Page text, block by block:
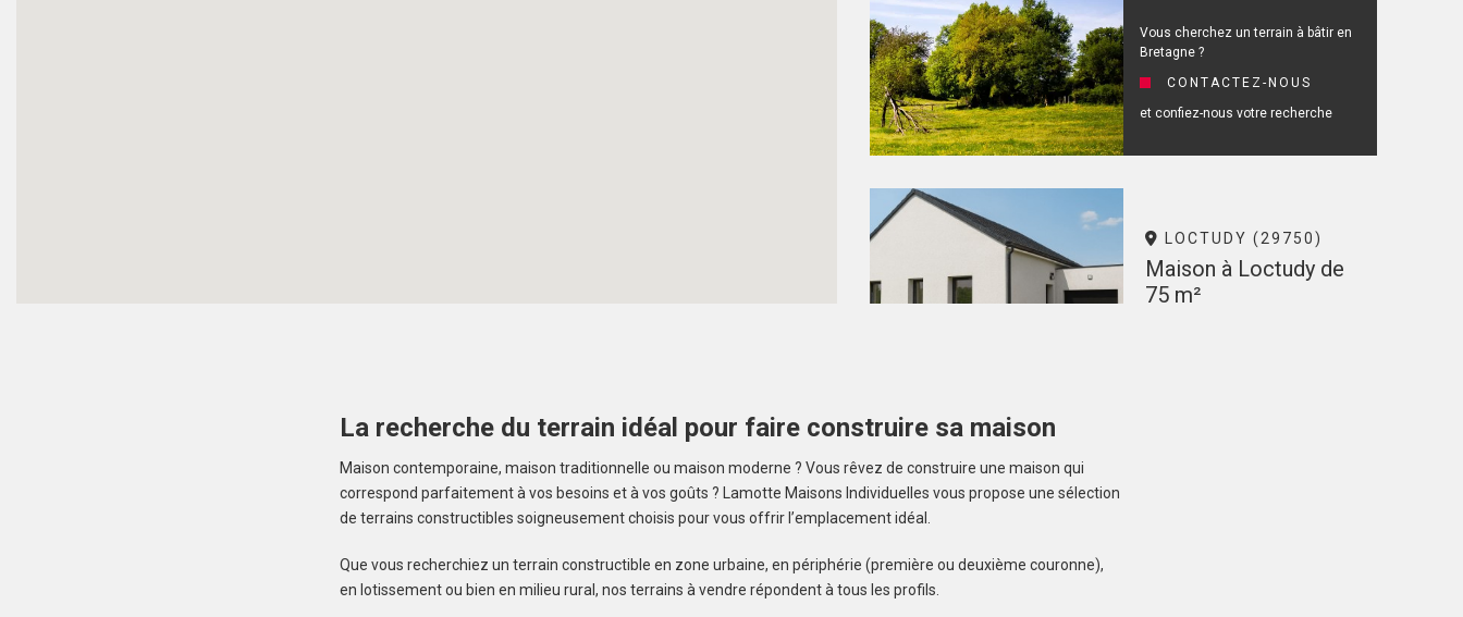
Vous cherchez un terrain à bâtir en
Bretagne ?
CONTACTEZ-NOUS
et confiez-nous votre recherche
LOCTUDY (29750)
Maison à Loctudy de
75 m²
correspondant à votre recherche
La recherche du terrain idéal pour faire construire sa maison
Maison contemporaine, maison traditionnelle ou maison moderne ? Vous rêvez de construire une maison qui
correspond parfaitement à vos besoins et à vos goûts ? Lamotte Maisons Individuelles vous propose une sélection
de terrains constructibles soigneusement choisis pour vous offrir l’emplacement idéal.
Que vous recherchiez un terrain constructible en zone urbaine, en périphérie (première ou deuxième couronne),
en lotissement ou bien en milieu rural, nos terrains à vendre répondent à tous les profils.